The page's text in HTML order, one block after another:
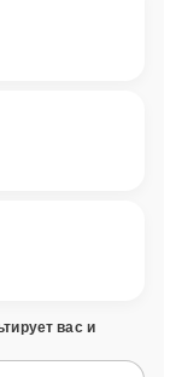
вас и